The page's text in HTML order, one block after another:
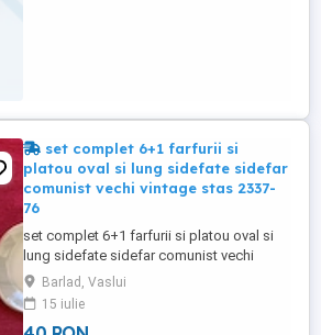
set complet 6+1 farfurii si
platou oval si lung sidefate sidefar
comunist vechi vintage stas 2337-
76
set complet 6+1 farfurii si platou oval si
lung sidefate sidefar comunist vechi
vintage stas 2337-76 farfuriile au diametru
de 17 centimetri si platoul are lungimea de
36 de centimetri sunt in stare foarte buna
Barlad, Vaslui
15 iulie